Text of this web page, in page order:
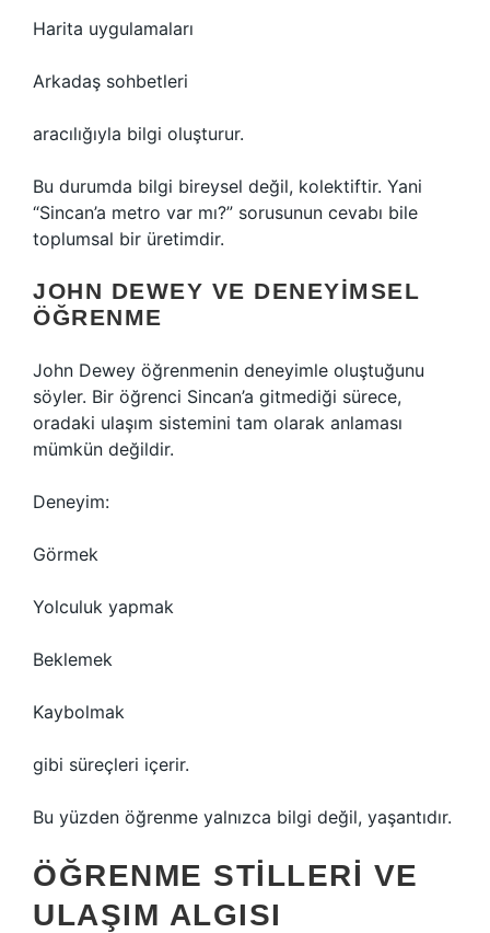
Harita uygulamaları
Arkadaş sohbetleri
aracılığıyla bilgi oluşturur.
Bu durumda bilgi bireysel değil, kolektiftir. Yani
“Sincan’a metro var mı?” sorusunun cevabı bile
toplumsal bir üretimdir.
JOHN DEWEY VE DENEYIMSEL
ÖĞRENME
John Dewey öğrenmenin deneyimle oluştuğunu
söyler. Bir öğrenci Sincan’a gitmediği sürece,
oradaki ulaşım sistemini tam olarak anlaması
mümkün değildir.
Deneyim:
Görmek
Yolculuk yapmak
Beklemek
Kaybolmak
gibi süreçleri içerir.
Bu yüzden öğrenme yalnızca bilgi değil, yaşantıdır.
ÖĞRENME STILLERI VE
ULAŞIM ALGISI